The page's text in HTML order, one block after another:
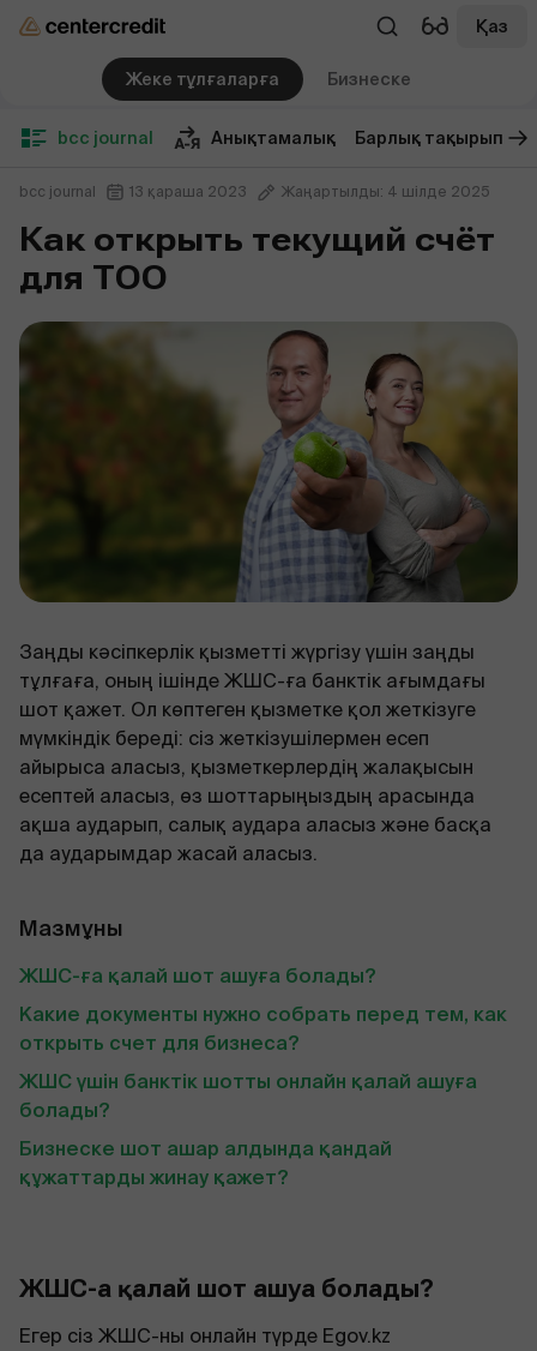
Қаз
Жеке тұлғаларға Бизнеске
bcc journal Анықтамалық Барлық тақырып
bcc journal 13 қараша 2023 Жаңартылды: 4 шілде 2025
Как открыть текущий счёт
для ТОО
Заңды кәсіпкерлік қызметті жүргізу үшін заңды
тұлғаға, оның ішінде ЖШС-ға банктік ағымдағы
шот қажет. Ол көптеген қызметке қол жеткізуге
мүмкіндік береді: сіз жеткізушілермен есеп
айырыса аласыз, қызметкерлердің жалақысын
есептей аласыз, өз шоттарыңыздың арасында
ақша аударып, салық аудара аласыз және басқа
да аударымдар жасай аласыз.
Мазмұны
ЖШС-ға қалай шот ашуға болады?
Какие документы нужно собрать перед тем, как
открыть счет для бизнеса?
ЖШС үшін банктік шотты онлайн қалай ашуға
болады?
Бизнеске шот ашар алдында қандай
құжаттарды жинау қажет?
ЖШС-ға қалай шот ашуға болады?
Егер сіз ЖШС-ны онлайн түрде Egov.kz